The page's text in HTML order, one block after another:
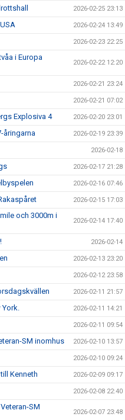
2026-02-25 23:13
2026-02-24 13:49
2026-02-23 22:25
i Europa
2026-02-22 12:20
2026-02-21 23:24
2026-02-21 07:02
Explosiva 4 2026-02-20 23:01
åringarna 2026-02-19 23:39
2026-02-18
2026-02-17 21:28
2026-02-16 07:46
2026-02-15 17:03
och 3000m i
2026-02-14 17:40
2026-02-14
2026-02-13 23:20
2026-02-12 23:58
2026-02-11 21:57
2026-02-11 14:21
2026-02-11 09:54
SM inomhus 2026-02-10 13:57
2026-02-10 09:24
Kenneth 2026-02-09 09:17
2026-02-08 22:40
SM
2026-02-07 23:48